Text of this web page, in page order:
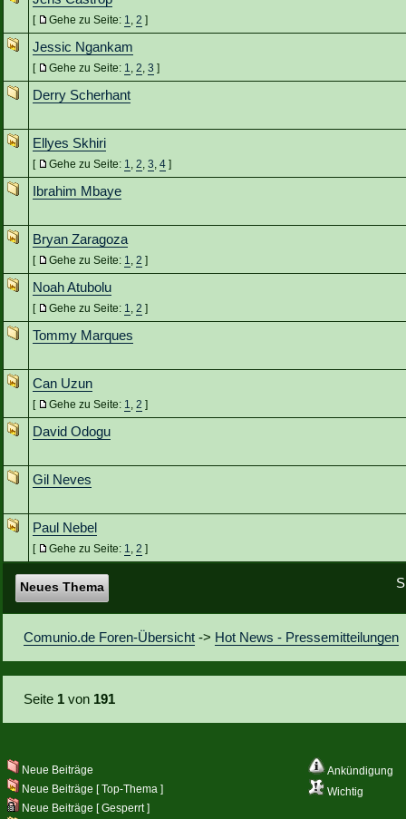
[ Gehe zu Seite: 1, 2 ]
Jessic Ngankam
[ Gehe zu Seite: 1, 2, 3 ]
Derry Scherhant
Ellyes Skhiri
[ Gehe zu Seite: 1, 2, 3, 4 ]
Ibrahim Mbaye
Bryan Zaragoza
[ Gehe zu Seite: 1, 2 ]
Noah Atubolu
[ Gehe zu Seite: 1, 2 ]
Tommy Marques
Can Uzun
[ Gehe zu Seite: 1, 2 ]
David Odogu
Gil Neves
Paul Nebel
[ Gehe zu Seite: 1, 2 ]
Neues Thema
Comunio.de Foren-Übersicht -> Hot News - Pressemitteilungen
Seite 1 von 191
Ankündigung
Wichtig
Neue Beiträge
Neue Beiträge [ Top-Thema ]
Neue Beiträge [ Gesperrt ]